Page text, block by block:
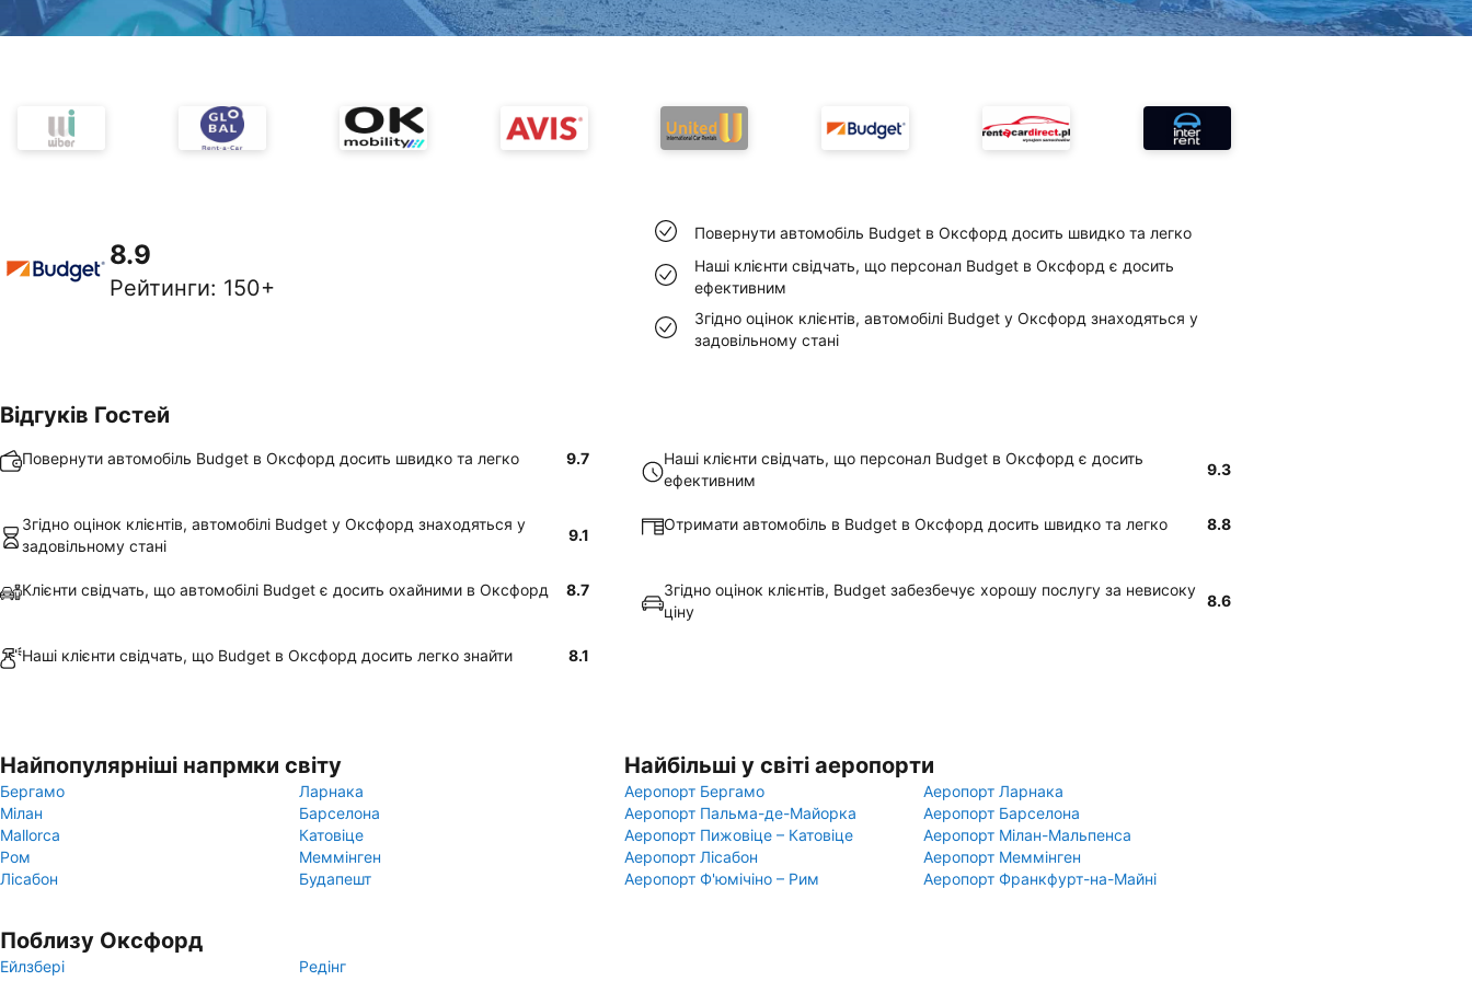
8.9
Рейтинги: 150+
Повернути автомобіль Budget в Оксфорд досить швидко та легко
Наші клієнти свідчать, що персонал Budget в Оксфорд є досить
ефективним
Згідно оцінок клієнтів, автомобілі Budget у Оксфорд знаходяться у
задовільному стані
Відгуків Гостей
Повернути автомобіль Budget в Оксфорд досить швидко та легко 9.7
Наші клієнти свідчать, що персонал Budget в Оксфорд є досить
ефективним
9.3
Згідно оцінок клієнтів, автомобілі Budget у Оксфорд знаходяться у
задовільному стані
9.1
Отримати автомобіль в Budget в Оксфорд досить швидко та легко 8.8
Клієнти свідчать, що автомобілі Budget є досить охайними в Оксфорд 8.7
Згідно оцінок клієнтів, Budget забезбечує хорошу послугу за невисоку
ціну
8.6
Наші клієнти свідчать, що Budget в Оксфорд досить легко знайти 8.1
Найпопулярніші напрмки світу
Бергамо
Ларнака
Мілан
Барселона
Mallorca
Катовіце
Ром
Меммінген
Лісабон
Будапешт
Найбільші у світі аеропорти
Аеропорт Бергамо
Аеропорт Ларнака
Аеропорт Пальма-де-Майорка
Аеропорт Барселона
Аеропорт Пижовіце – Катовіце
Аеропорт Мілан-Мальпенса
Аеропорт Лісабон
Аеропорт Меммінген
Аеропорт Ф'юмічіно – Рим
Аеропорт Франкфурт-на-Майні
Поблизу Оксфорд
Ейлзбері
Редінг